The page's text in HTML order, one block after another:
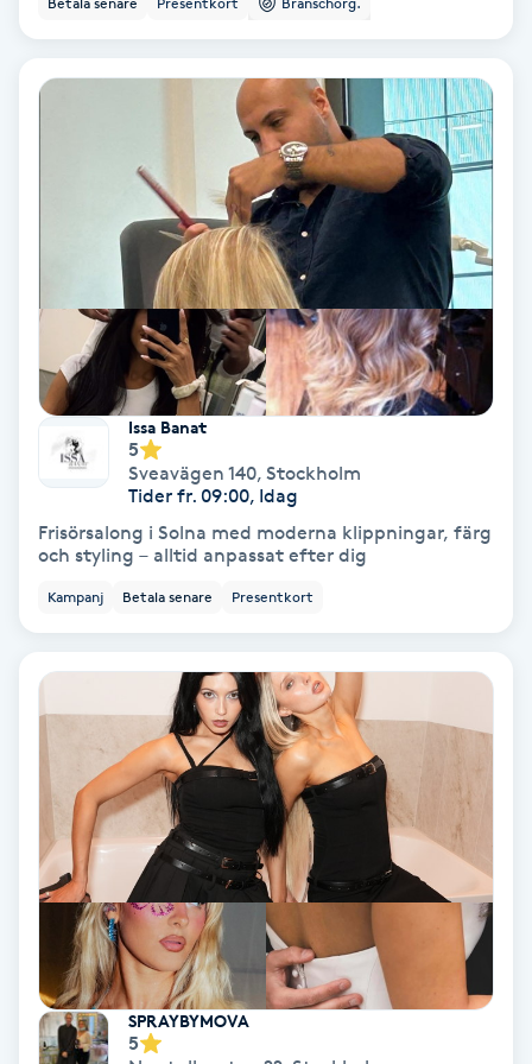
Bambumassage
Barber
Barnklippning
Brynfärgning
Brynplockning
Bröllopsuppsättning
Celluliter
Coachning
Issa Banat
5
Sveavägen 140, Stockholm
Tider fr. 09:00, Idag
Frisörsalong i Solna med moderna klippningar, färg
och styling – alltid anpassat efter dig
Kampanj Betala senare Presentkort
SPRAYBYMOVA
5